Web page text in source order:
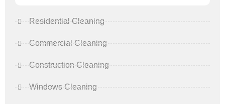
Residential Cleaning
Commercial Cleaning
Construction Cleaning
Windows Cleaning